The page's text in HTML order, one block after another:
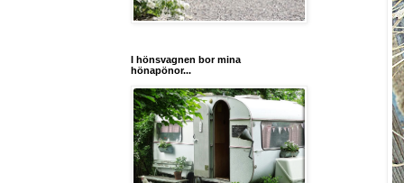
I hönsvagnen bor mina
hönapönor...